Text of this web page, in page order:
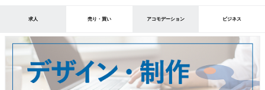
求人 売り・買い アコモデーション ビジネス